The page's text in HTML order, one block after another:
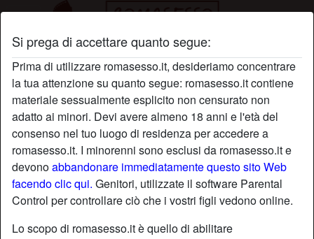
Si prega di accettare quanto segue:
Prima di utilizzare romasesso.it, desideriamo concentrare
la tua attenzione su quanto segue: romasesso.it contiene
materiale sessualmente esplicito non censurato non
adatto ai minori. Devi avere almeno 18 anni e l'età del
consenso nel tuo luogo di residenza per accedere a
romasesso.it. I minorenni sono esclusi da romasesso.it e
devonoabbandonare immediatamente questo sito Web
facendo clic qui. Genitori, utilizzate il software Parental
Control per controllare ciò che i vostri figli vedono online.
Lo scopo di romasesso.it è quello di abilitare
Profilo di Ann0iat4